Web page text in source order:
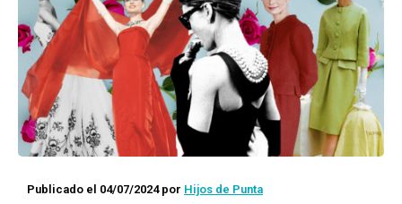
Publicado el 04/07/2024por Hijos de Punta